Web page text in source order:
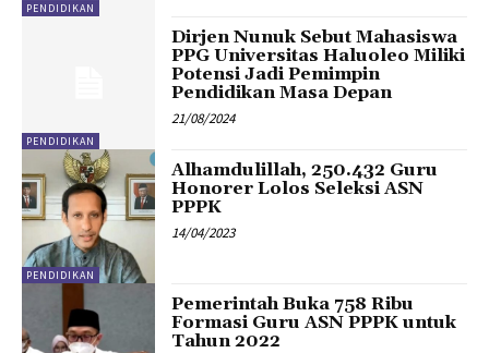
PENDIDIKAN
PENDIDIKAN
Dirjen Nunuk Sebut Mahasiswa
PPG Universitas Haluoleo Miliki
Potensi Jadi Pemimpin
Pendidikan Masa Depan
21/08/2024
PENDIDIKAN
Alhamdulillah, 250.432 Guru
Honorer Lolos Seleksi ASN
PPPK
14/04/2023
Pemerintah Buka 758 Ribu
Formasi Guru ASN PPPK untuk
Tahun 2022